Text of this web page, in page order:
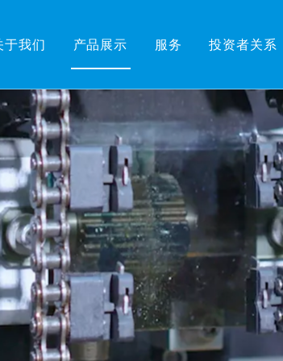
于我们 产品展示 服务 投资者关系